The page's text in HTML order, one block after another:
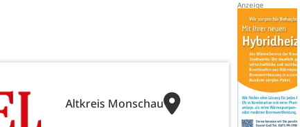
Altkreis Monschau